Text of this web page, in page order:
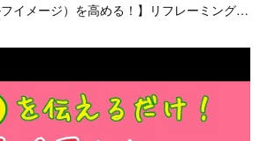
フイメージ）を高める！】リフレーミング…